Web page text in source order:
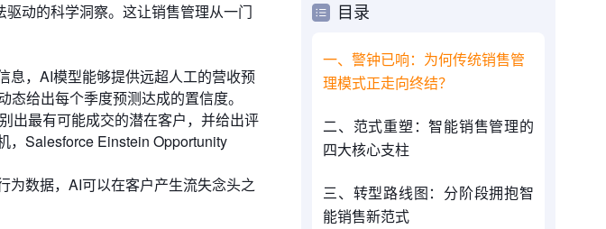
动的科学洞察。这让销售管理从一门
息，AI模型能够提供远超人工的营收预
给出每个季度预测达成的置信度。
出最有可能成交的潜在客户，并给出评
，Salesforce Einstein Opportunity
为数据，AI可以在客户产生流失念头之
目录
一、警钟已响：为何传统销售管
理模式正走向终结？
二、范式重塑：智能销售管理的
四大核心支柱
三、转型路线图：分阶段拥抱智
能销售新范式